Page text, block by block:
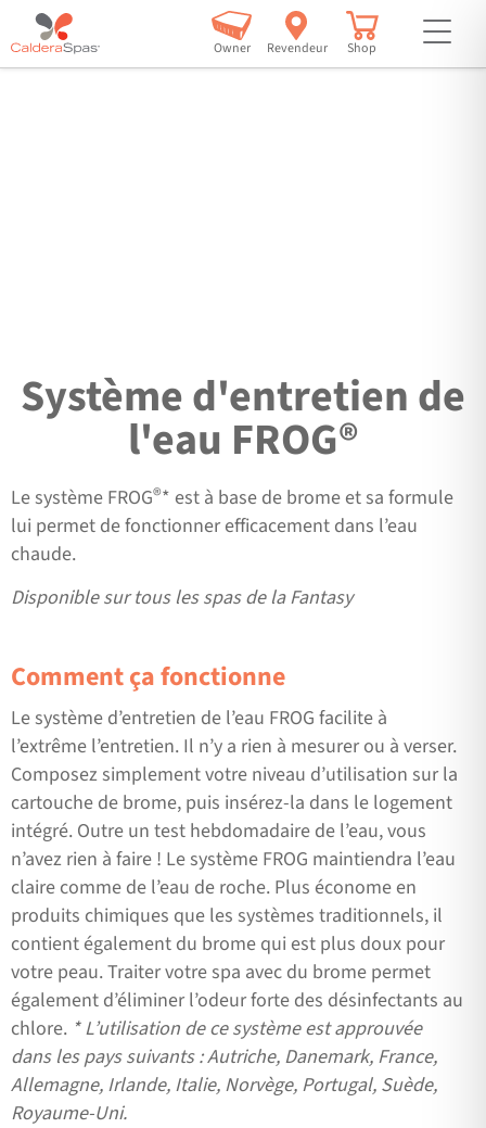
Owner Revendeur Shop
Système d'entretien de
l'eau FROG®
Le système FROG®* est à base de brome et sa formule
lui permet de fonctionner efficacement dans l’eau
chaude.
Disponible sur tous les spas de la Fantasy
Comment ça fonctionne
Le système d’entretien de l’eau FROG facilite à
l’extrême l’entretien. Il n’y a rien à mesurer ou à verser.
Composez simplement votre niveau d’utilisation sur la
cartouche de brome, puis insérez-la dans le logement
intégré. Outre un test hebdomadaire de l’eau, vous
n’avez rien à faire ! Le système FROG maintiendra l’eau
claire comme de l’eau de roche. Plus économe en
produits chimiques que les systèmes traditionnels, il
contient également du brome qui est plus doux pour
votre peau. Traiter votre spa avec du brome permet
également d’éliminer l’odeur forte des désinfectants au
chlore. * L’utilisation de ce système est approuvée
dans les pays suivants : Autriche, Danemark, France,
Allemagne, Irlande, Italie, Norvège, Portugal, Suède,
Royaume-Uni.